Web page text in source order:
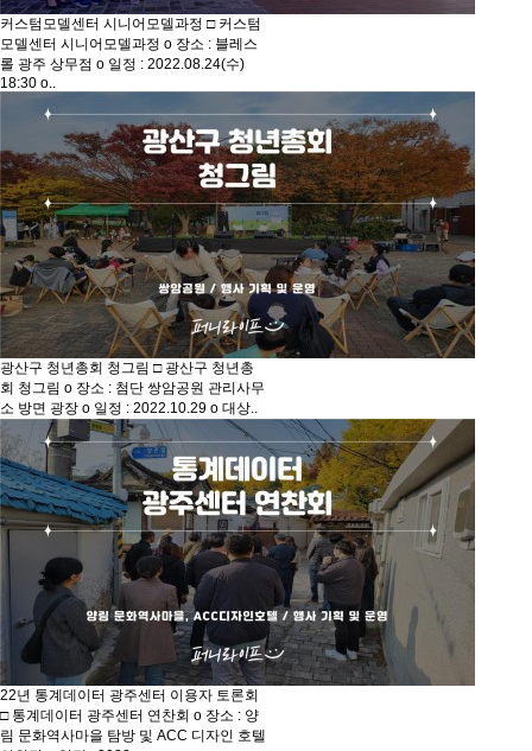
커스텀모델센터 시니어모델과정 □ 커스텀
모델센터 시니어모델과정 o 장소 : 블레스
롤 광주 상무점 o 일정 : 2022.08.24(수)
18:30 o..
광산구 청년총회 청그림 □ 광산구 청년총
회 청그림 o 장소 : 첨단 쌍암공원 관리사무
소 방면 광장 o 일정 : 2022.10.29 o 대상..
22년 통계데이터 광주센터 이용자 토론회
□ 통계데이터 광주센터 연찬회 o 장소 : 양
림 문화역사마을 탐방 및 ACC 디자인 호텔